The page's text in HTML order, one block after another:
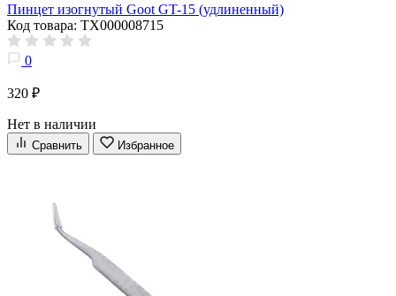
Пинцет изогнутый Goot GT-15 (удлиненный)
Код товара: ТХ000008715
0
320 ₽
Нет в наличии
Сравнить Избранное